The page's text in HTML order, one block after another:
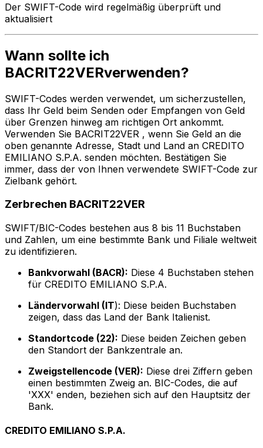
Der SWIFT-Code wird regelmäßig überprüft und
aktualisiert
Wann sollte ich
BACRIT22VERverwenden?
SWIFT-Codes werden verwendet, um sicherzustellen,
dass Ihr Geld beim Senden oder Empfangen von Geld
über Grenzen hinweg am richtigen Ort ankommt.
Verwenden Sie BACRIT22VER , wenn Sie Geld an die
oben genannte Adresse, Stadt und Land an CREDITO
EMILIANO S.P.A. senden möchten. Bestätigen Sie
immer, dass der von Ihnen verwendete SWIFT-Code zur
Zielbank gehört.
Zerbrechen BACRIT22VER
SWIFT/BIC-Codes bestehen aus 8 bis 11 Buchstaben
und Zahlen, um eine bestimmte Bank und Filiale weltweit
zu identifizieren.
Bankvorwahl (BACR): Diese 4 Buchstaben stehen
für CREDITO EMILIANO S.P.A.
Ländervorwahl (IT): Diese beiden Buchstaben
zeigen, dass das Land der Bank Italienist.
Standortcode (22): Diese beiden Zeichen geben
den Standort der Bankzentrale an.
Zweigstellencode (VER): Diese drei Ziffern geben
einen bestimmten Zweig an. BIC-Codes, die auf
'XXX' enden, beziehen sich auf den Hauptsitz der
Bank.
CREDITO EMILIANO S.P.A.